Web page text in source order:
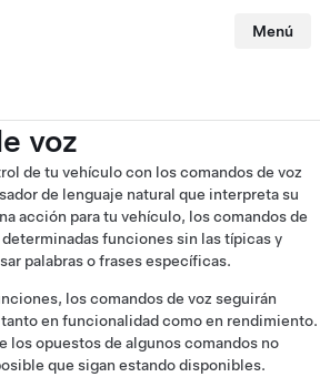
Menú
voz
de tu vehículo con los comandos de voz
de lenguaje natural que interpreta su
acción para tu vehículo, los comandos de
funciones sin las típicas y
palabras o frases específicas.
los comandos de voz seguirán
en funcionalidad como en rendimiento.
los opuestos de algunos comandos no
que sigan estando disponibles.